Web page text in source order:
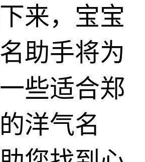
来，宝宝
助手将为
些适合郑
洋气名